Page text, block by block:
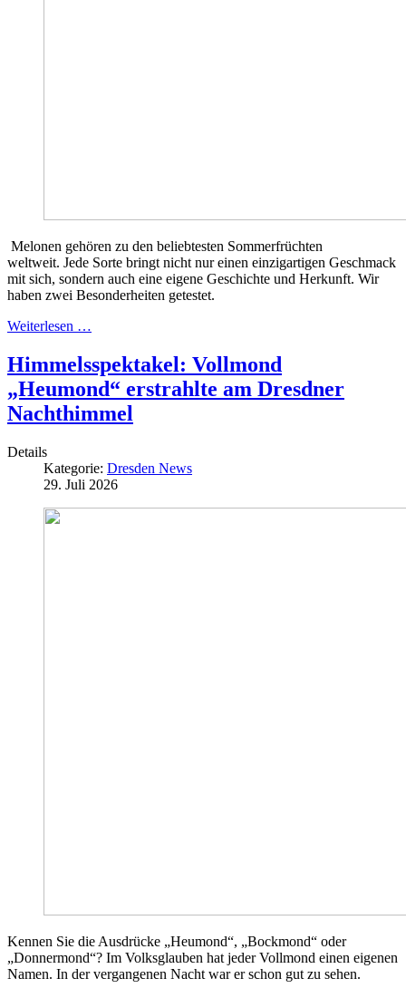
Melonen gehören zu den beliebtesten Sommerfrüchten
weltweit. Jede Sorte bringt nicht nur einen einzigartigen Geschmack
mit sich, sondern auch eine eigene Geschichte und Herkunft. Wir
haben zwei Besonderheiten getestet.
Weiterlesen …
Himmelsspektakel: Vollmond
„Heumond“ erstrahlte am Dresdner
Nachthimmel
Details
Kategorie: Dresden News
29. Juli 2026
Kennen Sie die Ausdrücke „Heumond“, „Bockmond“ oder
„Donnermond“? Im Volksglauben hat jeder Vollmond einen eigenen
Namen. In der vergangenen Nacht war er schon gut zu sehen.